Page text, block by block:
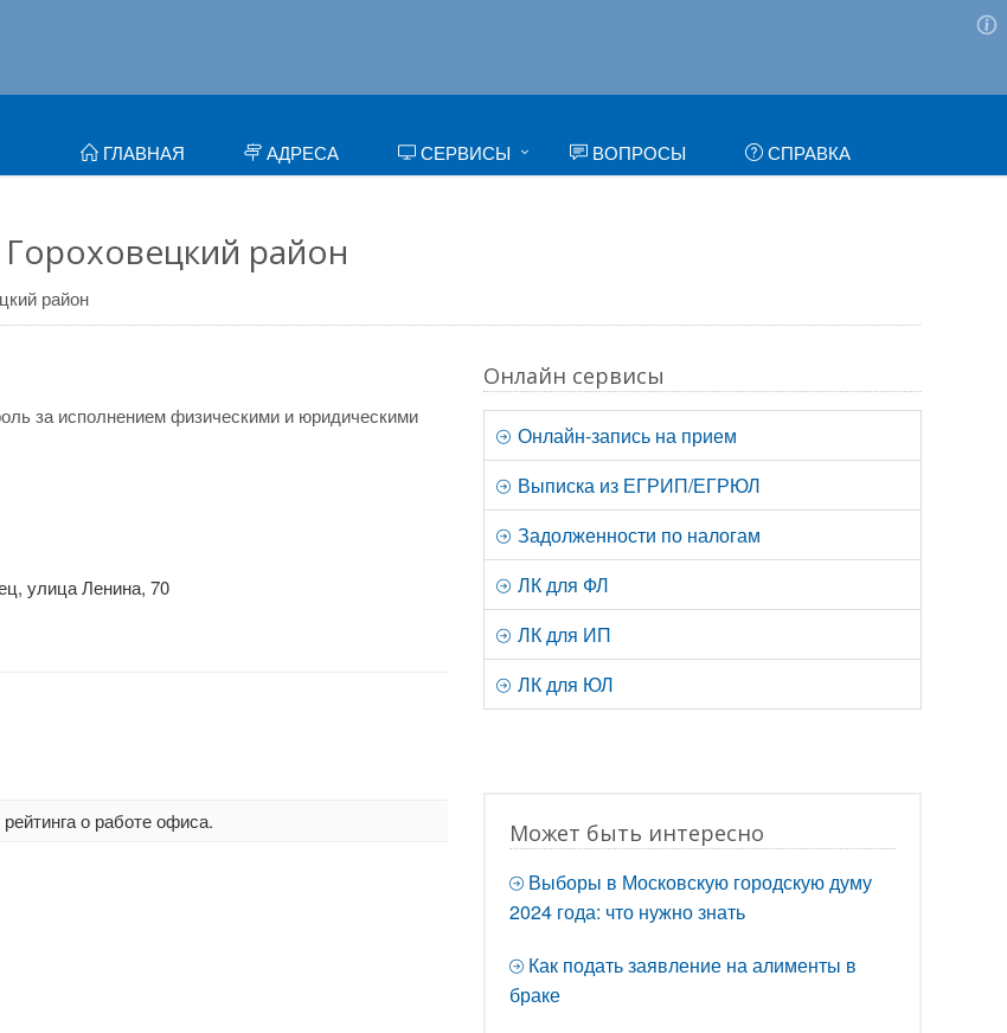
ГЛАВНАЯ АДРЕСА СЕРВИСЫ ВОПРОСЫ СПРАВКА
район
район
за исполнением физическими и юридическими
улица Ленина, 70
о работе офиса.
Онлайн сервисы
Онлайн-запись на прием
Выписка из ЕГРИП/ЕГРЮЛ
Задолженности по налогам
ЛК для ФЛ
ЛК для ИП
ЛК для ЮЛ
Может быть интересно
Выборы в Московскую городскую думу
2024 года: что нужно знать
Как подать заявление на алименты в
браке